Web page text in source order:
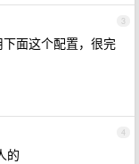
3
面这个配置，很完
4
的